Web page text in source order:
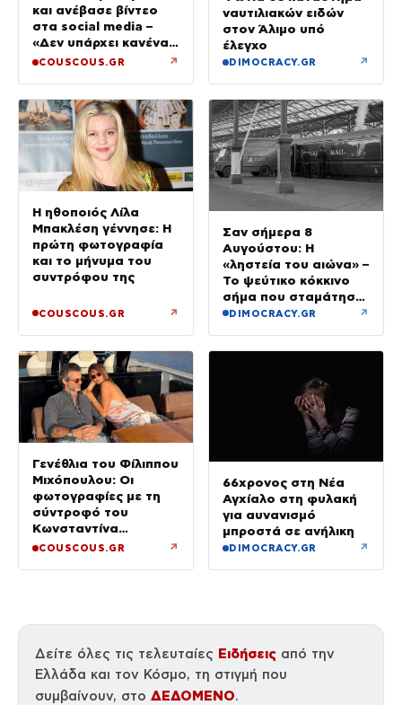
και ανέβασε βίντεο
στα social media –
«Δεν υπάρχει κανένας
λόγος να φοβόμαστε»
COUSCOUS.GR ↗
ναυτιλιακών ειδών
στον Άλιμο υπό
έλεγχο
DIMOCRACY.GR ↗
Η ηθοποιός Λίλα
Μπακλέση γέννησε: Η
πρώτη φωτογραφία
και το μήνυμα του
συντρόφου της
COUSCOUS.GR ↗
Σαν σήμερα 8
Αυγούστου: Η
«ληστεία του αιώνα» –
Το ψεύτικο κόκκινο
σήμα που σταμάτησε
τρένο με 2,6 εκατ.
DIMOCRACY.GR ↗
Γενέθλια του Φίλιππου
Μιχόπουλου: Οι
φωτογραφίες με τη
σύντροφό του
Κωνσταντίνα
Ευρυπίδου και το
COUSCOUS.GR ↗
66χρονος στη Νέα
Αγχίαλο στη φυλακή
για αυνανισμό
μπροστά σε ανήλικη
DIMOCRACY.GR ↗
Δείτε όλες τις τελευταίες Ειδήσεις από την
Ελλάδα και τον Κόσμο, τη στιγμή που
συμβαίνουν, στο ΔΕΔΟΜΕΝΟ.